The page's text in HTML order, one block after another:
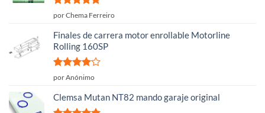
Valorado
por Chema Ferreiro
Finales de carrera motor enrollable Motorline
Rolling 160SP
Valorado
5
por Anónimo
Clemsa Mutan NT82 mando garaje original